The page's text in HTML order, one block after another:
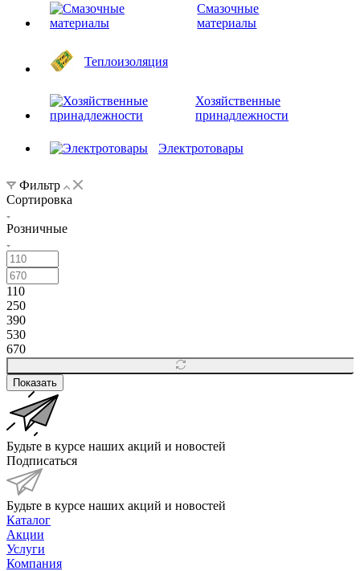
Смазочные
материалы
Теплоизоляция
Хозяйственные
принадлежности
Электротовары
Фильтр
Сортировка
Розничные
110
250
390
530
670
Показать
Будьте в курсе наших акций и новостей
Подписаться
Будьте в курсе наших акций и новостей
Каталог
Акции
Услуги
Компания